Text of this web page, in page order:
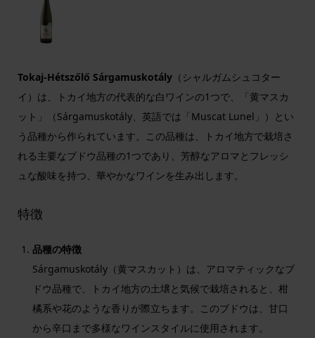
Tokaj-Hétszőlő Sárgamuskotály（シャルガムシュコター
イ）は、トカイ地方の代表的な白ワインの1つで、「黄マスカ
ット」（Sárgamuskotály、英語では「Muscat Lunel」）とい
う品種から作られています。この品種は、トカイ地方で栽培さ
れる主要なブドウ品種の1つであり、芳醇なアロマとフレッシ
ュな酸味を持つ、華やかなワインを生み出します。
特徴
品種の特徴
Sárgamuskotály（黄マスカット）は、アロマティックなブ
ドウ品種で、トカイ地方の土壌と気候で栽培されると、柑
橘系や花のような香りが際立ちます。このブドウは、甘口
から辛口まで多様なワインスタイルに使用されます。